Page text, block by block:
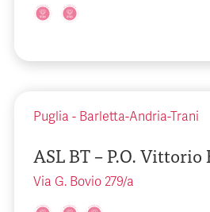
Puglia - Barletta-Andria-Trani
ASL BT – P.O.
Via G. Bovio 279/a